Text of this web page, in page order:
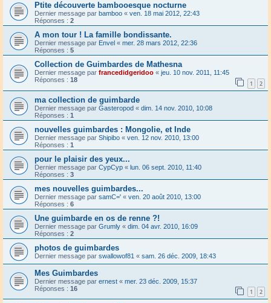
Ptite découverte bambooesque nocturne
Dernier message par bamboo « ven. 18 mai 2012, 22:43
Réponses : 2
A mon tour ! La famille bondissante.
Dernier message par Envel « mer. 28 mars 2012, 22:36
Réponses : 5
Collection de Guimbardes de Mathesna
Dernier message par francedidgeridoo « jeu. 10 nov. 2011, 11:45
Réponses : 18 1 2
ma collection de guimbarde
Dernier message par Gasteropod « dim. 14 nov. 2010, 10:08
Réponses : 1
nouvelles guimbardes : Mongolie, et Inde
Dernier message par Shipibo « ven. 12 nov. 2010, 13:00
Réponses : 1
pour le plaisir des yeux...
Dernier message par CypCyp « lun. 06 sept. 2010, 11:40
Réponses : 3
mes nouvelles guimbardes...
Dernier message par samC=' « ven. 20 août 2010, 13:00
Réponses : 6
Une guimbarde en os de renne ?!
Dernier message par Grumly « dim. 04 avr. 2010, 16:09
Réponses : 2
photos de guimbardes
Dernier message par swallowof81 « sam. 26 déc. 2009, 18:43
Mes Guimbardes
Dernier message par ernest « mer. 23 déc. 2009, 15:37
Réponses : 16 1 2